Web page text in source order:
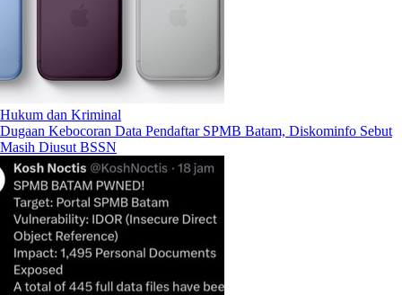
Hukum dan Kriminal
Dugaan Kebocoran Data Pendaftar SPMB Batam, Diskominfo Sebut
Masih Diusut BSSN